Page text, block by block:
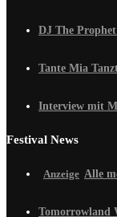
DJ The
Tante Mia
Interview mit
Festival News
Alle
Tomorrowland